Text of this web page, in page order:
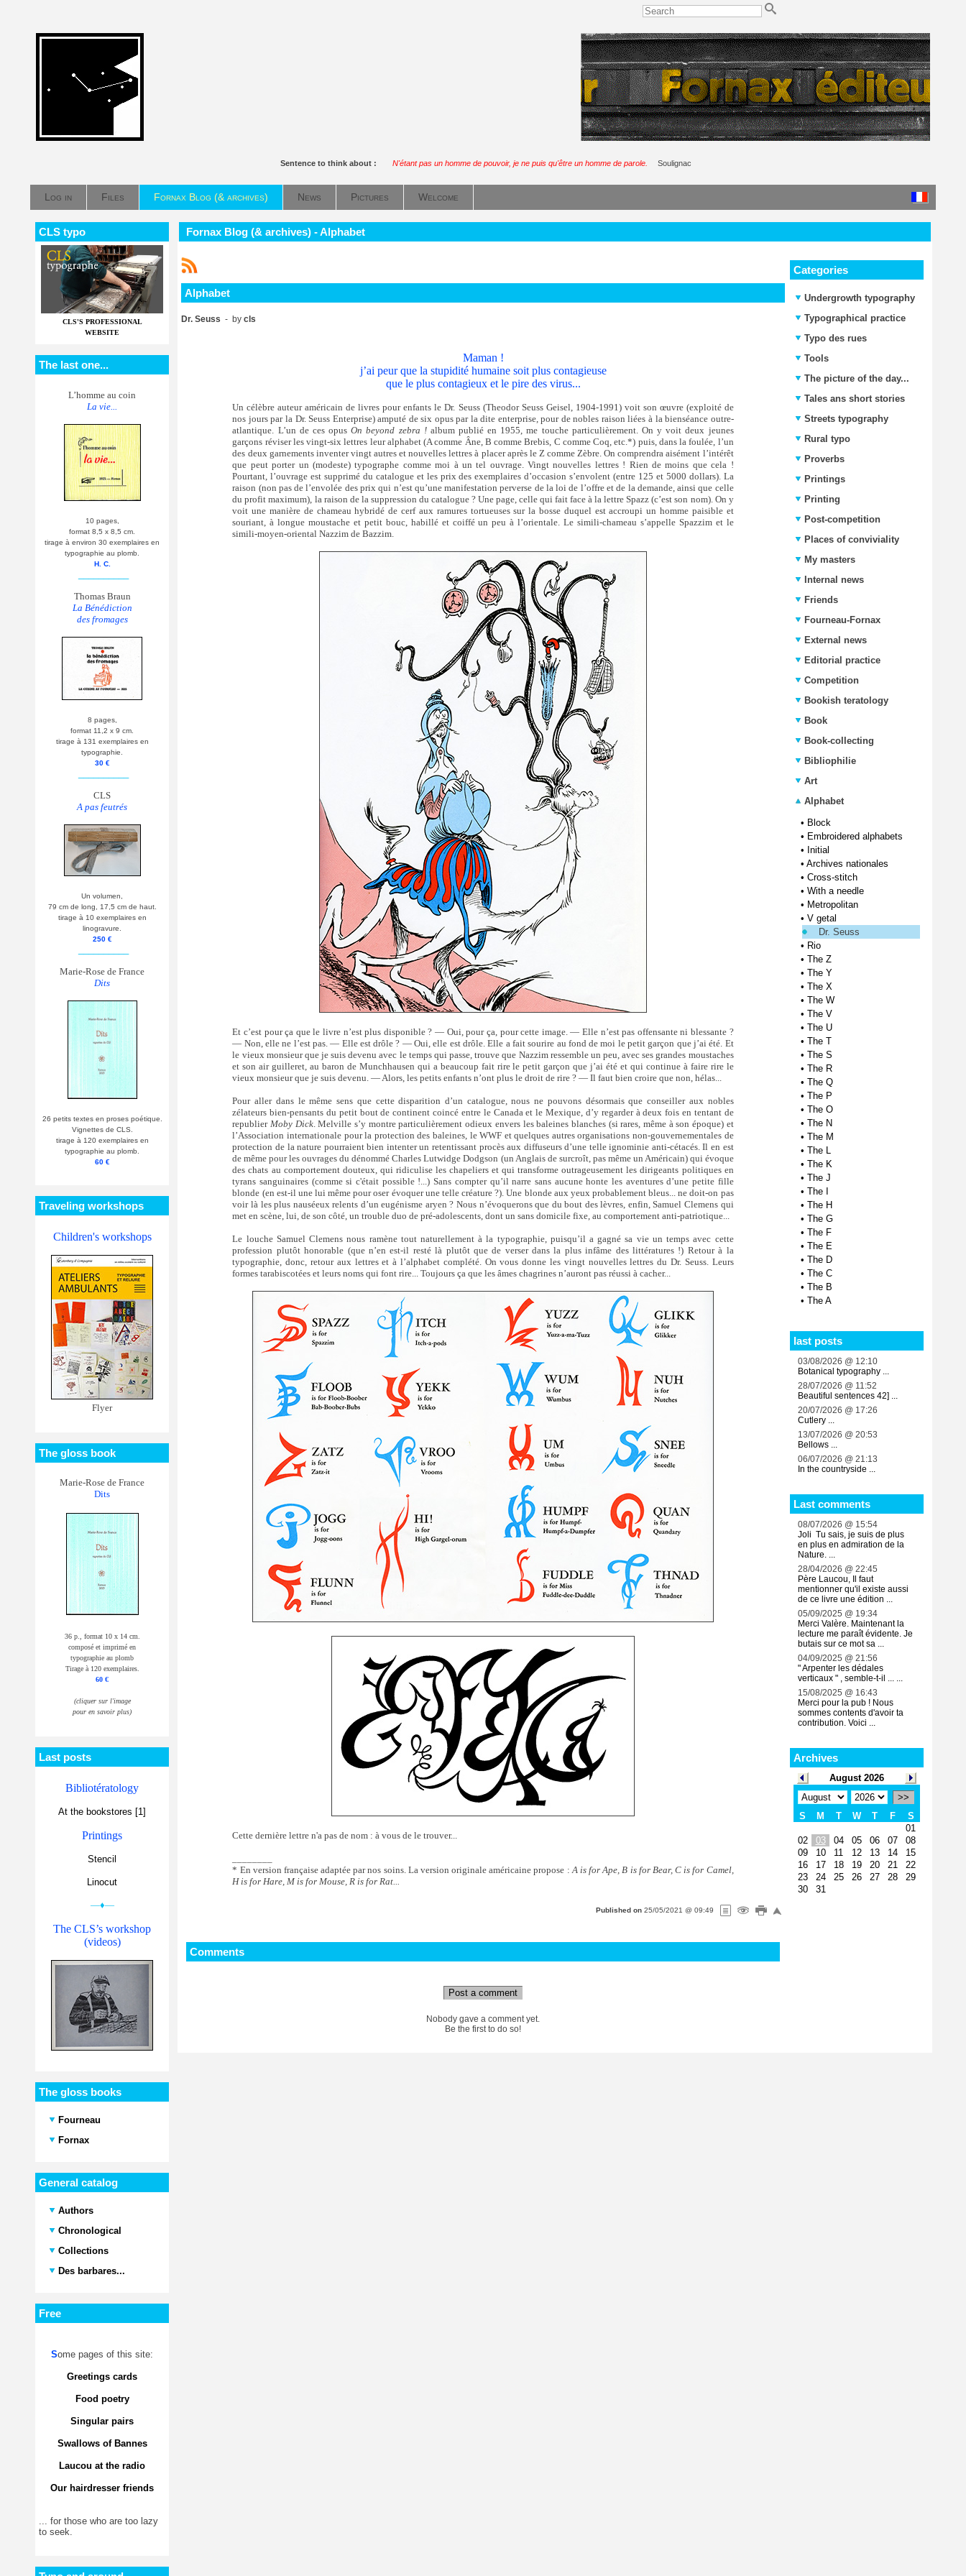
Sentence to think about : N'étant pas un homme de pouvoir, je ne puis qu'être un homme de parole. Soulignac
Log in Files Fornax Blog (& archives) News Pictures Welcome
CLS typo
CLS'S PROFESSIONAL
WEBSITE
The last one...
L’homme au coin
La vie...
10 pages,
format 8,5 x 8,5 cm.
tirage à environ 30 exemplaires en
typographie au plomb.
H. C.
Thomas Braun
La Bénédiction
des fromages
8 pages,
format 11,2 x 9 cm.
tirage à 131 exemplaires en
typographie.
30 €
CLS
A pas feutrés
Un volumen,
79 cm de long, 17,5 cm de haut.
tirage à 10 exemplaires en
linogravure.
250 €
Marie-Rose de France
Dits
26 petits textes en proses poétique.
Vignettes de CLS.
tirage à 120 exemplaires en
typographie au plomb.
60 €
Traveling workshops
Children's workshops
Flyer
The gloss book
Marie-Rose de France
Dits
36 p., format 10 x 14 cm.
composé et imprimé en
typographie au plomb
Tirage à 120 exemplaires.
60 €
(cliquer sur l'image
pour en savoir plus)
Last posts
Bibliotératology
At the bookstores [1]
Printings
Stencil
Linocut
—♦—
The CLS’s workshop
(videos)
The gloss books
Fourneau
Fornax
General catalog
Authors
Chronological
Collections
Des barbares...
Free
Some pages of this site:
Greetings cards
Food poetry
Singular pairs
Swallows of Bannes
Laucou at the radio
Our hairdresser friends
... for those who are too lazy
to seek.
Fornax Blog (& archives) - Alphabet
Alphabet
Dr. Seuss - by cls
Maman !
j’ai peur que la stupidité humaine soit plus contagieuse
que le plus contagieux et le pire des virus...
Un célèbre auteur américain de livres pour enfants le Dr. Seuss (Theodor Seuss Geisel, 1904-1991) voit son œuvre (exploité de
nos jours par la Dr. Seuss Enterprise) amputé de six opus par la dite enterprise, pour de nobles raison liées à la bienséance outre-
atlantique. L’un de ces opusOn beyond zebra !album publié en 1955, me touche particulièrement. On y voit deux jeunes
garçons réviser les vingt-six lettres leur alphabet (A comme Âne, B comme Brebis, C comme Coq, etc.*) puis, dans la foulée, l’un
des deux garnements inventer vingt autres et nouvelles lettres à placer après le Z comme Zèbre. On comprendra aisément l’intérêt
que peut porter un (modeste) typographe comme moi à un tel ouvrage. Vingt nouvelles lettres ! Rien de moins que cela !
Pourtant, l’ouvrage est supprimé du catalogue et les prix des exemplaires d’occasion s’envolent (entre 125 et 5000 dollars). La
raison (non pas de l’envolée des prix qui n’est qu’une manifestation perverse de la loi de l’offre et de la demande, ainsi que celle
du profit maximum), la raison de la suppression du catalogue ? Une page, celle qui fait face à la lettre Spazz (c’est son nom). On y
voit une manière de chameau hybridé de cerf aux ramures tortueuses sur la bosse duquel est accroupi un homme paisible et
souriant, à longue moustache et petit bouc, habillé et coiffé un peu à l’orientale. Le simili-chameau s’appelle Spazzim et le
simili-moyen-oriental Nazzim de Bazzim.
Et c’est pour ça que le livre n’est plus disponible ? — Oui, pour ça, pour cette image. — Elle n’est pas offensante ni blessante ?
— Non, elle ne l’est pas. — Elle est drôle ? — Oui, elle est drôle. Elle a fait sourire au fond de moi le petit garçon que j’ai été. Et
le vieux monsieur que je suis devenu avec le temps qui passe, trouve que Nazzim ressemble un peu, avec ses grandes moustaches
et son air guilleret, au baron de Munchhausen qui a beaucoup fait rire le petit garçon que j’ai été et qui continue à faire rire le
vieux monsieur que je suis devenu. — Alors, les petits enfants n’ont plus le droit de rire ? — Il faut bien croire que non, hélas...
Pour aller dans le même sens que cette disparition d’un catalogue, nous ne pouvons désormais que conseiller aux nobles
zélateurs bien-pensants du petit bout de continent coincé entre le Canada et le Mexique, d’y regarder à deux fois en tentant de
republier Moby Dick. Melville s’y montre particulièrement odieux envers les baleines blanches (si rares, même à son époque) et
l’Association internationale pour la protection des baleines, le WWF et quelques autres organisations non-gouvernementales de
protection de la nature pourraient bien intenter un retentissant procès aux diffuseurs d’une telle ignominie anti-cétacés. Il en est
de même pour les ouvrages du dénommé Charles Lutwidge Dodgson (un Anglais de surcroît, pas même un Américain) qui évoque
des chats au comportement douteux, qui ridiculise les chapeliers et qui transforme outrageusement les dirigeants politiques en
tyrans sanguinaires (comme si c'était possible !...) Sans compter qu’il narre sans aucune honte les aventures d’une petite fille
blonde (en est-il une lui même pour oser évoquer une telle créature ?). Une blonde aux yeux probablement bleus... ne doit-on pas
voir là les plus nauséeux relents d’un eugénisme aryen ? Nous n’évoquerons que du bout des lèvres, enfin, Samuel Clemens qui
met en scène, lui, de son côté, un trouble duo de pré-adolescents, dont un sans domicile fixe, au comportement anti-patriotique...
Le louche Samuel Clemens nous ramène tout naturellement à la typographie, puisqu’il a gagné sa vie un temps avec cette
profession plutôt honorable (que n’en est-il resté là plutôt que de verser dans la plus infâme des littératures !) Retour à la
typographie, donc, retour aux lettres et à l’alphabet complété. On vous donne les vingt nouvelles lettres du Dr. Seuss. Leurs
formes tarabiscotées et leurs noms qui font rire... Toujours ça que les âmes chagrines n’auront pas réussi à cacher...
Cette dernière lettre n'a pas de nom : à vous de le trouver...
* En version française adaptée par nos soins. La version originale américaine propose : A is for Ape, B is for Bear, C is for Camel,
H is for Hare, M is for Mouse, R is for Rat...
Published on 25/05/2021 @ 09:49
Comments
Post a comment
Nobody gave a comment yet.
Be the first to do so!
Categories
Undergrowth typography
Typographical practice
Typo des rues
Tools
The picture of the day...
Tales ans short stories
Streets typography
Rural typo
Proverbs
Printings
Printing
Post-competition
Places of conviviality
My masters
Internal news
Friends
Fourneau-Fornax
External news
Editorial practice
Competition
Bookish teratology
Book
Book-collecting
Bibliophilie
Art
Alphabet
• Block
• Embroidered alphabets
• Initial
• Archives nationales
• Cross-stitch
• With a needle
• Metropolitan
• V getal
Dr. Seuss
• Rio
• The Z
• The Y
• The X
• The W
• The V
• The U
• The T
• The S
• The R
• The Q
• The P
• The O
• The N
• The M
• The L
• The K
• The J
• The I
• The H
• The G
• The F
• The E
• The D
• The C
• The B
• The A
last posts
03/08/2026 @ 12:10
Botanical typography ...
28/07/2026 @ 11:52
Beautiful sentences 42] ...
20/07/2026 @ 17:26
Cutlery ...
13/07/2026 @ 20:53
Bellows ...
06/07/2026 @ 21:13
In the countryside ...
Last comments
08/07/2026 @ 15:54
Joli Tu sais, je suis de plus
en plus en admiration de la
Nature. ...
28/04/2026 @ 22:45
Père Laucou, Il faut
mentionner qu'il existe aussi
de ce livre une édition ...
05/09/2025 @ 19:34
Merci Valère. Maintenant la
lecture me paraît évidente. Je
butais sur ce mot sa ...
04/09/2025 @ 21:56
" Arpenter les dédales
verticaux " , semble-t-il ... ...
15/08/2025 @ 16:43
Merci pour la pub ! Nous
sommes contents d'avoir ta
contribution. Voici ...
Archives
August 2026
>>
S
M T W T F
S
01
02
03 04 05 06 07
08
09
10 11 12 13 14
15
16
17 18 19 20 21
22
23
24 25 26 27 28
29
30
31